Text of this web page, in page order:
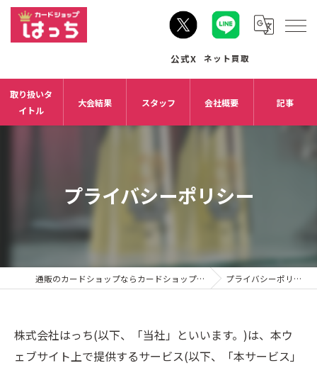
取り扱いタ
イトル
大会結果 スタッフ 会社概要 記事
プライバシーポリシー
通販のカードショップならカードショップはっち プライバシーポリシー
株式会社はっち(以下、「当社」といいます。)は、本ウ
ェブサイト上で提供するサービス(以下、「本サービス」